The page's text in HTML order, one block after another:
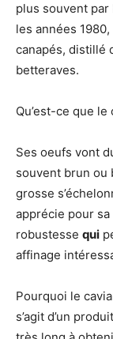
plus souvent
les années 1980,
canapés, distillé
betteraves.
Qu’est-ce que
Ses oeufs vont
souvent brun ou
grosse
apprécie pour
robustesse qui
affinage
Pourquoi le
s’agit d’un